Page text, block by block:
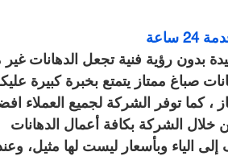
بدون رؤية فنية تجعل الدهانات غير
صباغ ممتاز يتمتع بخبرة كبيرة
كما توفر الشركة لجميع العملاء
خلال الشركة بكافة أعمال الدهانات
الياء وبأسعار ليست لها مثيل،